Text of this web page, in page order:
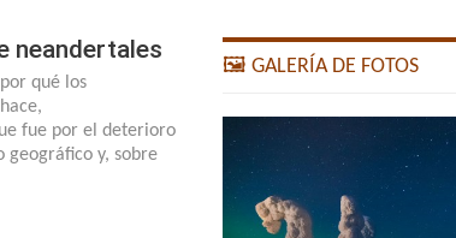
neandertales
qué los
fue por el deterioro
geográfico y, sobre
🖼️ GALERÍA DE FOTOS